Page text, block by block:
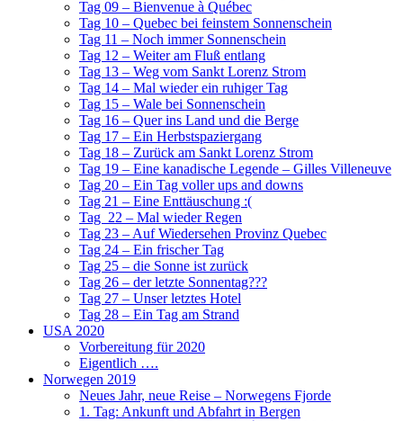
Tag 09 – Bienvenue à Québec
Tag 10 – Quebec bei feinstem Sonnenschein
Tag 11 – Noch immer Sonnenschein
Tag 12 – Weiter am Fluß entlang
Tag 13 – Weg vom Sankt Lorenz Strom
Tag 14 – Mal wieder ein ruhiger Tag
Tag 15 – Wale bei Sonnenschein
Tag 16 – Quer ins Land und die Berge
Tag 17 – Ein Herbstspaziergang
Tag 18 – Zurück am Sankt Lorenz Strom
Tag 19 – Eine kanadische Legende – Gilles Villeneuve
Tag 20 – Ein Tag voller ups and downs
Tag 21 – Eine Enttäuschung :(
Tag 22 – Mal wieder Regen
Tag 23 – Auf Wiedersehen Provinz Quebec
Tag 24 – Ein frischer Tag
Tag 25 – die Sonne ist zurück
Tag 26 – der letzte Sonnentag???
Tag 27 – Unser letztes Hotel
Tag 28 – Ein Tag am Strand
USA 2020
Vorbereitung für 2020
Eigentlich ….
Norwegen 2019
Neues Jahr, neue Reise – Norwegens Fjorde
1. Tag: Ankunft und Abfahrt in Bergen